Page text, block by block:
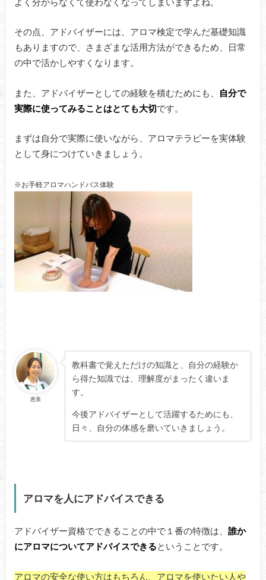
その点、アドバイザーには、アロマ検定で学んだ基礎知識
もありますので、さまざまな活用方法ができるため、日常
の中で活かしやすくなります。
また、アドバイザーとしての経験を積むためにも、
自分で
実際に使ってみることはとても大切です。
まずは自分で実際に使いながら、アロマテラピーを実体験
として身につけていきましょう。
※お手軽アロマハンドバス体験
恵美
教科書で覚えただけの知識と、自分の経験か
ら得た知識では、理解度がまったく違いま
す。
今後アドバイザーとして活躍するためにも、
日々、自分の体感を磨いていきましょう。
アロマを人にアドバイスできる
アドバイザー資格でできることの中で１番の特徴は、 誰か
にアロマについてアドバイスできるということです。
アロマの安全な使い方はもちろん、アロマを使いたい人や